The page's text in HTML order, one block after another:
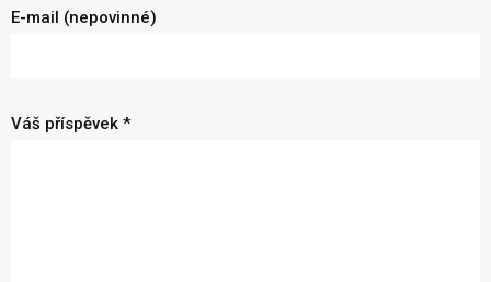
E-mail (nepovinné)
Váš příspěvek *